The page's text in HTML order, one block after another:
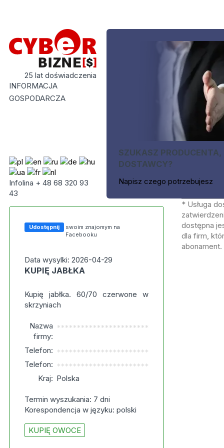
25 lat doświadczenia
INFORMACJA
GOSPODARCZA
Infolina + 48 68 320 93
43
SZUKASZ PRODUCENTA,
DOSTAWCY?
Napisz czego potrzebujesz
Udostępnij
swoim znajomym na
Facebooku
Data wysylki: 2026-04-29
KUPIĘ JABŁKA
Kupię jabłka. 60/70 czerwone w
skrzyniach
Nazwa
firmy:
***********************
Telefon: ***********************
Telefon: ***********************
Kraj: Polska
Termin wyszukania: 7 dni
Korespondencja w języku: polski
KUPIĘ OWOCE
* Usługa
dostępna
dla firm,
abonament.